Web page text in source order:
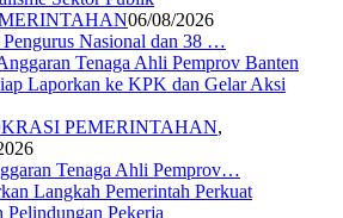
06/08/2026
Nasional dan 38 …
PEMERINTAHAN,
Tenaga Ahli Pemprov…